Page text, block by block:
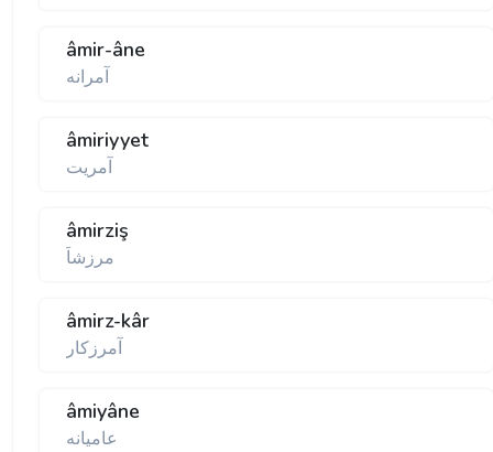
âmir-âne
آمرانه
âmiriyyet
آمريت
âmirziş
مرزشاَ
âmirz-kâr
آمرزكار
âmiyâne
عاميانه